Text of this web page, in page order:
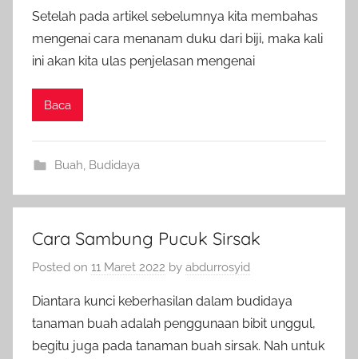
Setelah pada artikel sebelumnya kita membahas
mengenai cara menanam duku dari biji, maka kali
ini akan kita ulas penjelasan mengenai
Baca
Buah, Budidaya
Cara Sambung Pucuk Sirsak
Posted on 11 Maret 2022 by abdurrosyid
Diantara kunci keberhasilan dalam budidaya
tanaman buah adalah penggunaan bibit unggul,
begitu juga pada tanaman buah sirsak. Nah untuk